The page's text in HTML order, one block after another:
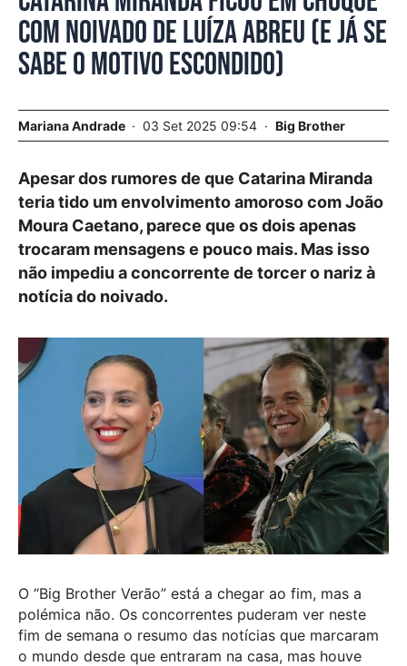
com noivado de Luíza Abreu (e já se
sabe o motivo escondido)
Mariana Andrade 03 Set 2025 09:54 Big Brother
Apesar dos rumores de que Catarina Miranda
teria tido um envolvimento amoroso com João
Moura Caetano, parece que os dois apenas
trocaram mensagens e pouco mais. Mas isso
não impediu a concorrente de torcer o nariz à
notícia do noivado.
O “Big Brother Verão” está a chegar ao fim, mas a
polémica não. Os concorrentes puderam ver neste
fim de semana o resumo das notícias que marcaram
o mundo desde que entraram na casa, mas houve